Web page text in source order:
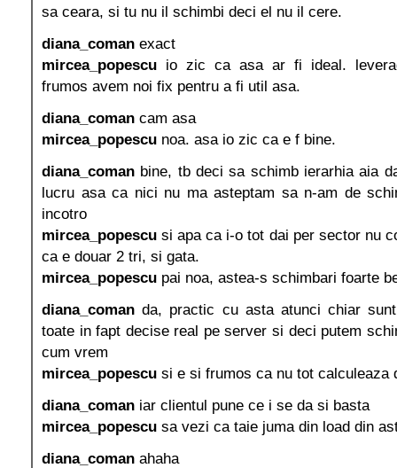
sa ceara, si tu nu il schimbi deci el nu il cere.
diana_coman exact
mircea_popescu io zic ca asa ar fi ideal.
frumos avem noi fix pentru a fi util asa.
diana_coman cam asa
mircea_popescu noa. asa io zic ca e f bine.
diana_coman bine, tb deci sa schimb ierarhia aia
lucru asa ca nici nu ma asteptam sa n-am de
incotro
mircea_popescu si apa ca i-o tot dai per sector nu
ca e douar 2 tri, si gata.
mircea_popescu pai noa, astea-s schimbari foarte
diana_coman da, practic cu asta atunci chiar
toate in fapt decise real pe server si deci putem
cum vrem
mircea_popescu si e si frumos ca nu tot calculeaza
diana_coman iar clientul pune ce i se da si basta
mircea_popescu sa vezi ca taie juma din load din
diana_coman ahaha